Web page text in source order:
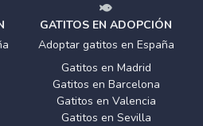
GATITOS EN ADOPCIÓN
Adoptar gatitos en España
Gatitos en Madrid
Gatitos en Barcelona
Gatitos en Valencia
Gatitos en Sevilla